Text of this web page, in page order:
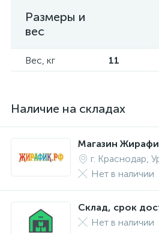
Размеры и
вес
Вес, кг 11
Наличие на складах
Магазин
г. Краснодар,
Нет в наличии
Склад, срок
Нет в наличии